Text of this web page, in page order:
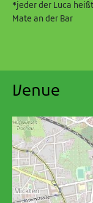
*jeder der Luca
Mate an der Bar
Venue